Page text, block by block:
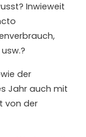
Inwieweit
der
Jahr auch mit
von der